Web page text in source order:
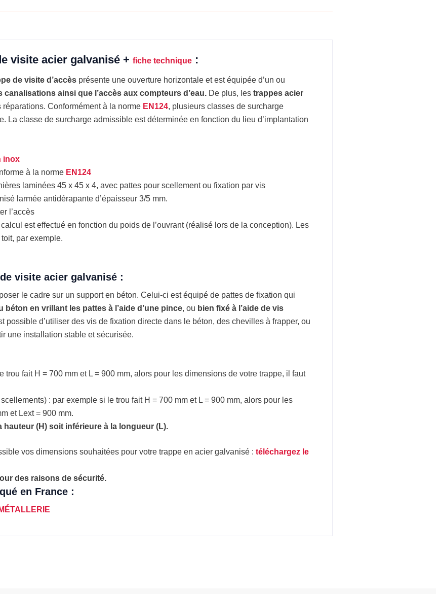
visite acier galvanisé + fiche technique :
de visite d’accès présente une ouverture horizontale et est équipée d’un ou
canalisations ainsi que l’accès aux compteurs d’eau. De plus, les trappes acier
Conformément à la norme EN124, plusieurs classes de surcharge
La classe de surcharge admissible est déterminée en fonction du lieu d’implantation
inox
à la norme EN124
laminées 45 x 45 x 4, avec pattes pour scellement ou fixation par vis
larmée antidérapante d’épaisseur 3/5 mm.
l’accès
est effectué en fonction du poids de l’ouvrant (réalisé lors de la conception). Les
par exemple.
visite acier galvanisé :
le cadre sur un support en béton. Celui-ci est équipé de pattes de fixation qui
béton en vrillant les pattes à l’aide d’une pince, ou bien fixé à l’aide de vis
possible d’utiliser des vis de fixation directe dans le béton, des chevilles à frapper, ou
une installation stable et sécurisée.
trou fait H = 700 mm et L = 900 mm, alors pour les dimensions de votre trappe, il faut
: par exemple si le trou fait H = 700 mm et L = 900 mm, alors pour les
et Lext = 900 mm.
(H) soit inférieure à la longueur (L).
vos dimensions souhaitées pour votre trappe en acier galvanisé : téléchargez le
des raisons de sécurité.
en France :